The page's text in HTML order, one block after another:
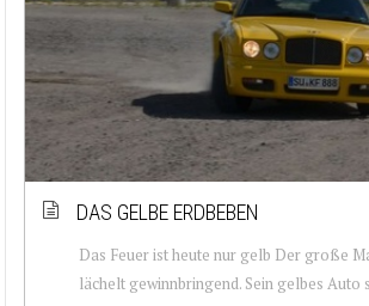
DAS GELBE ERDBEBEN
Das Feuer ist heute nur gelb Der große
lächelt gewinnbringend. Sein gelbes Auto